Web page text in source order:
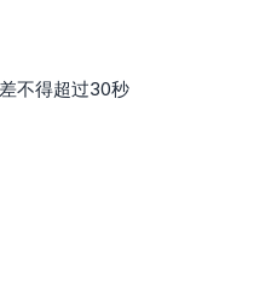
不得超过30秒